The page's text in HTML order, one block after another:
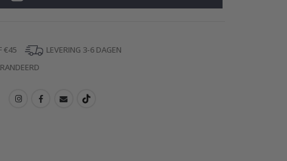
€45
LEVERING 3-6 DAGEN